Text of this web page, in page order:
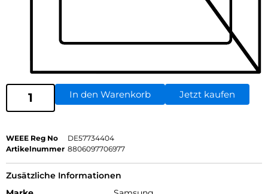
In den Warenkorb Jetzt kaufen
WEEE Reg No
DE57734404
Artikelnummer 8806097706977
Zusätzliche Informationen